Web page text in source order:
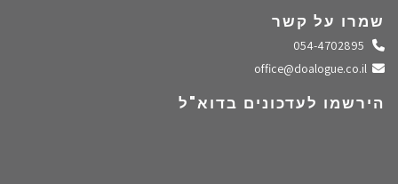
שמרו על קשר
התקשרו אלינו
שלחו מייל
הירשמו לעדכונים בדוא"ל